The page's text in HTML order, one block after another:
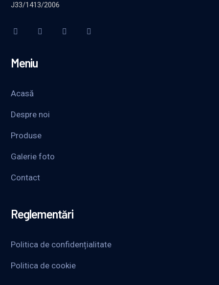
J33/1413/2006
Meniu
Acasă
Despre noi
Produse
Galerie foto
Contact
Reglementări
Politica de confidențialitate
Politica de cookie